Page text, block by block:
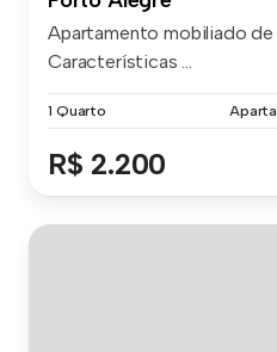
Apartamento mobiliado de
Características ...
1 Quarto
R$ 2.200